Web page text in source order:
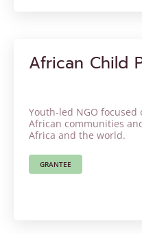
African Child
Youth-led NGO
African communities
Africa and the world.
GRANTEE